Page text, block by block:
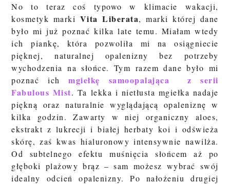
No to teraz coś typowo w klimacie wakacji,
kosmetyk marki Vita Liberata, marki której dane
było mi już poznać kilka late temu. Miałam wtedy
ich piankę, która pozwoliła mi na osiągniecie
pięknej, naturalnej opalenizny bez potrzeby
wychodzenia na słońce. Tym razem dane było mi
poznać ichmgiełkę samoopalająca z serii
Fabulous Mist. Ta lekka i nietłusta mgiełka nadaje
piękną oraz naturalnie wyglądającą opaleniznę w
kilka godzin. Zawarty w niej organiczny aloes,
ekstrakt z lukrecji i białej herbaty koi i odświeża
skórę, zaś kwas hialuronowy intensywnie nawilża.
Od subtelnego efektu muśnięcia słońcem aż po
głęboki plażowy brąz – sam możesz wybrać swój
idealny odcień opalenizny. Po nałożeniu drugiej